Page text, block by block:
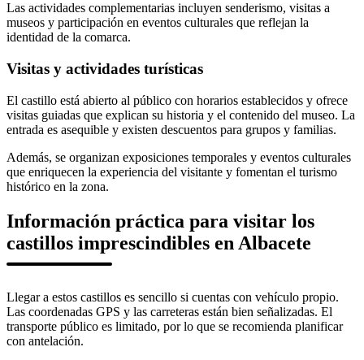
Las actividades complementarias incluyen senderismo, visitas a
museos y participación en eventos culturales que reflejan la
identidad de la comarca.
Visitas y actividades turísticas
El castillo está abierto al público con horarios establecidos y ofrece
visitas guiadas que explican su historia y el contenido del museo. La
entrada es asequible y existen descuentos para grupos y familias.
Además, se organizan exposiciones temporales y eventos culturales
que enriquecen la experiencia del visitante y fomentan el turismo
histórico en la zona.
Información práctica para visitar los
castillos imprescindibles en Albacete
Llegar a estos castillos es sencillo si cuentas con vehículo propio.
Las coordenadas GPS y las carreteras están bien señalizadas. El
transporte público es limitado, por lo que se recomienda planificar
con antelación.